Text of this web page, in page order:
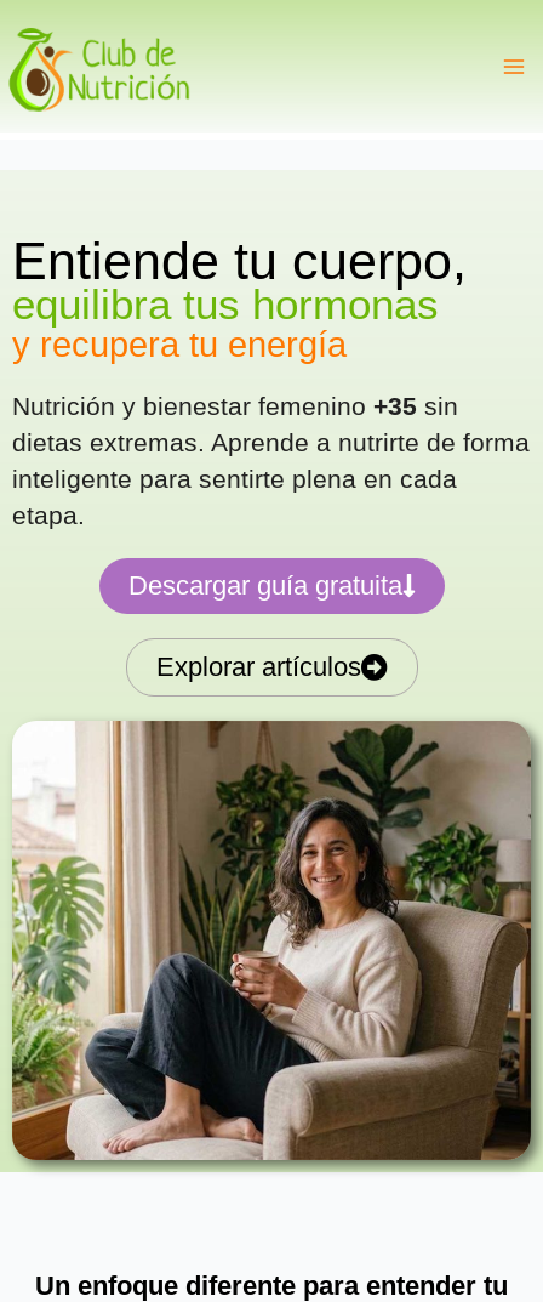
contenido
Entiende tu cuerpo,
equilibra tus hormonas
y recupera tu energía
Nutrición y bienestar femenino +35 sin
dietas extremas. Aprende a nutrirte de forma
inteligente para sentirte plena en cada
etapa.
Descargar guía gratuita
Explorar artículos
Un enfoque diferente para entender tu